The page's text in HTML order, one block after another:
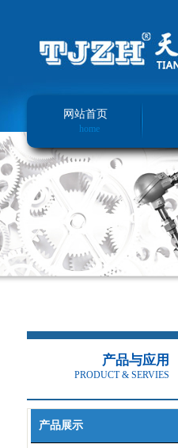
网站首页
home
产品与应用
PRODUCT & SERVIES
产品展示